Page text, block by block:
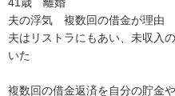
41歳　離婚
夫の浮気　複数回の借金が理由
夫はリストラにもあい、未収入
いた
複数回の借金返済を自分の貯金